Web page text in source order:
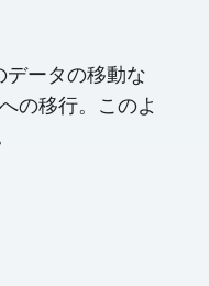
データの移動な
の移行。このよ